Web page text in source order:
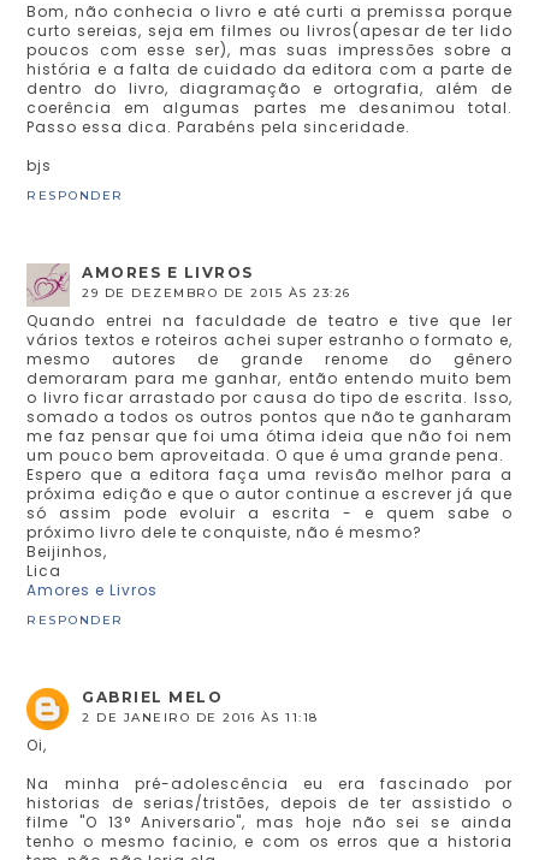
Bom, não conhecia o livro e até curti a premissa porque
curto sereias, seja em filmes ou livros(apesar de ter lido
poucos com esse ser), mas suas impressões sobre a
história e a falta de cuidado da editora com a parte de
dentro do livro, diagramação e ortografia, além de
coerência em algumas partes me desanimou total.
Passo essa dica. Parabéns pela sinceridade.
bjs
RESPONDER
AMORES E LIVROS
29 DE DEZEMBRO DE 2015 ÀS 23:26
Quando entrei na faculdade de teatro e tive que ler
vários textos e roteiros achei super estranho o formato e,
mesmo autores de grande renome do gênero
demoraram para me ganhar, então entendo muito bem
o livro ficar arrastado por causa do tipo de escrita. Isso,
somado a todos os outros pontos que não te ganharam
me faz pensar que foi uma ótima ideia que não foi nem
um pouco bem aproveitada. O que é uma grande pena.
Espero que a editora faça uma revisão melhor para a
próxima edição e que o autor continue a escrever já que
só assim pode evoluir a escrita - e quem sabe o
próximo livro dele te conquiste, não é mesmo?
Beijinhos,
Lica
Amores e Livros
RESPONDER
GABRIEL MELO
2 DE JANEIRO DE 2016 ÀS 11:18
Oi,
Na minha pré-adolescência eu era fascinado por
historias de serias/tristões, depois de ter assistido o
filme "O 13° Aniversario", mas hoje não sei se ainda
tenho o mesmo facinio, e com os erros que a historia